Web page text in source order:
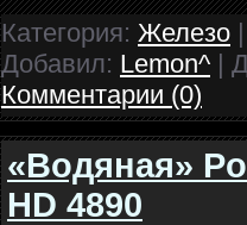
Категория: Железо
Добавил: Lemon^ |
Комментарии (0)
«Водяная»
HD 4890